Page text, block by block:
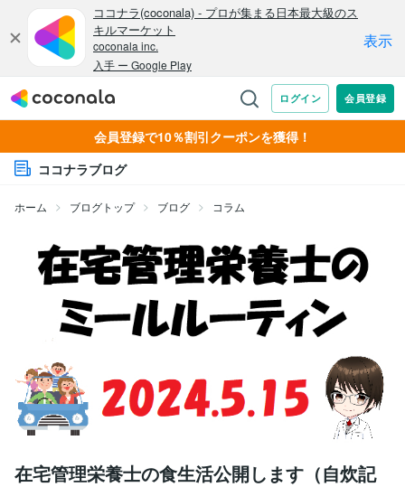
会員登録で10％割引クーポンを獲得！
ココナラブログ
ホーム ブログトップ ブログ コラム
在宅管理栄養士の食生活公開します（自炊記